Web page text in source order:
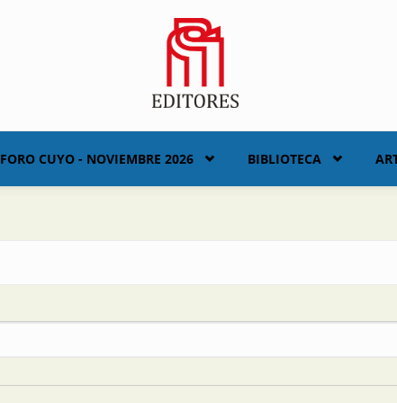
FORO CUYO - NOVIEMBRE 2026 BIBLIOTECA